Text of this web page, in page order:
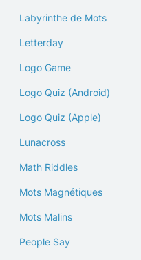
Labyrinthe de Mots
Letterday
Logo Game
Logo Quiz (Android)
Logo Quiz (Apple)
Lunacross
Math Riddles
Mots Magnétiques
Mots Malins
People Say